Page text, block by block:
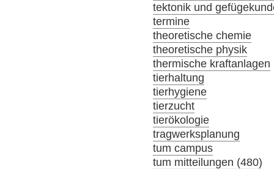
tektonik und
termine
theoretische chemie
theoretische physik
thermische kraftanlagen
tierhaltung
tierhygiene
tierzucht
tierökologie
tragwerksplanung
tum campus
tum mitteilungen (480)